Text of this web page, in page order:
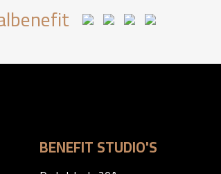
BENEFIT STUDIO'S